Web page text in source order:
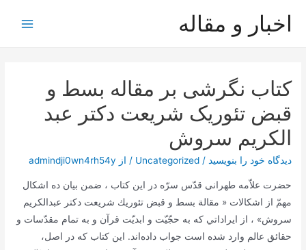
اخبار و مقاله
کتاب نگرشی بر مقاله بسط و
قبض تئوریک شریعت دکتر عبد
الکریم سروش
دیدگاه‌ خود را بنویسید /
Uncategorized / از admindji0wn4rh54y
حضرت‌ علاّمه‌ طهرانی قدّس‌ سرّه‌ در اين‌ كتاب‌ ، ضمن‌ بيان‌ ده‌ اشكال‌
مهمّ از اشكالات‌ « مقالة‌ بسط‌ و قبض‌ تئوريك‌ شريعت‌ دكتر عبدالكريم‌
سروش‌» ، از ايراداتي‌ كه‌ به‌ حجّيّت‌ و ابديّت‌ قرآن‌ و به تمام‌ مقدّسات‌ و
حقائق‌ عالم‌ وارد شده‌ است‌ جواب‌ داده‌اند. اين‌ كتاب‌ كه‌ در اصل‌،